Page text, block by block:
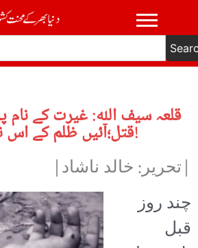
قلعہ سیف اللہ: غیرت کے نام
قتل؛آئیں ظلم کے اس نظام کو ختم کریں!
|تحریر: خالد ناشاد|
چند روز
قبل